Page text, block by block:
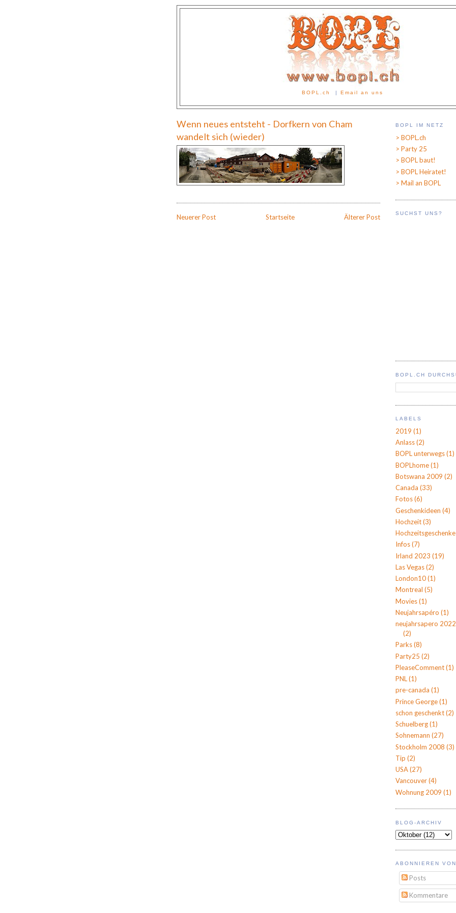
BOPL.ch | Email an uns
Wenn neues entsteht - Dorfkern von Cham
wandelt sich (wieder)
Neuerer Post Älterer Post
Startseite
BOPL IM NETZ
> BOPL.ch
> Party 25
> BOPL baut!
> BOPL Heiratet!
> Mail an BOPL
SUCHST UNS?
BOPL.CH
LABELS
2019 (1)
Anlass(2)
BOPL unterwegs(1)
BOPLhome(1)
Botswana 2009 (2)
Canada (33)
Fotos(6)
Geschenkideen (4)
Hochzeit(3)
Hochzeitsgeschenke
Infos(7)
Irland 2023 (19)
Las Vegas(2)
London10(1)
Montreal (5)
Movies(1)
Neujahrsapéro (1)
neujahrsapero
(2)
Parks(8)
Party25 (2)
PleaseComment(1)
PNL(1)
pre-canada (1)
Prince George(1)
schon geschenkt(2)
Schuelberg(1)
Sohnemann (27)
Stockholm 2008 (3)
Tip (2)
USA(27)
Vancouver(4)
Wohnung 2009 (1)
BLOG-ARCHIV
ABONNIEREN
Posts
Kommentare